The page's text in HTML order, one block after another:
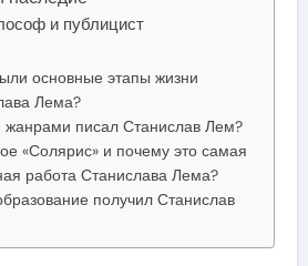
и публицист
основные этапы жизни
Лема?
жанрами писал Станислав Лем?
«Солярис» и почему это самая
работа Станислава Лема?
получил Станислав